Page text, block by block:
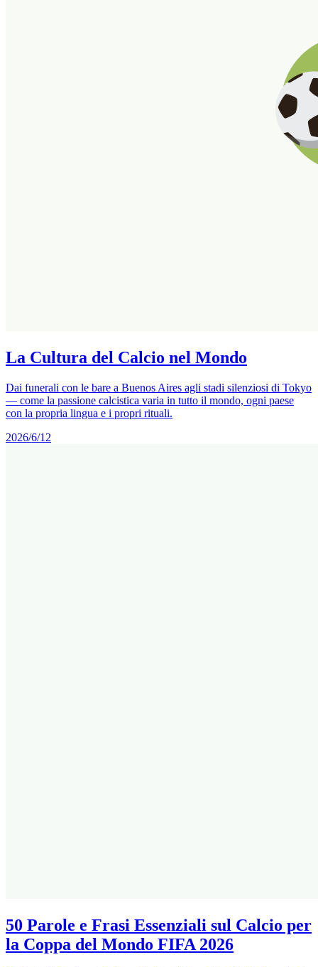
La Cultura del Calcio nel Mondo
Dai funerali con le bare a Buenos Aires agli stadi silenziosi di Tokyo
— come la passione calcistica varia in tutto il mondo, ogni paese
con la propria lingua e i propri rituali.
2026/6/12
50 Parole e Frasi Essenziali sul Calcio per
la Coppa del Mondo FIFA 2026